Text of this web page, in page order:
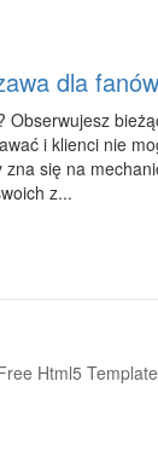
dla
Obserwujesz
i klienci nie
się na
z...
Html5